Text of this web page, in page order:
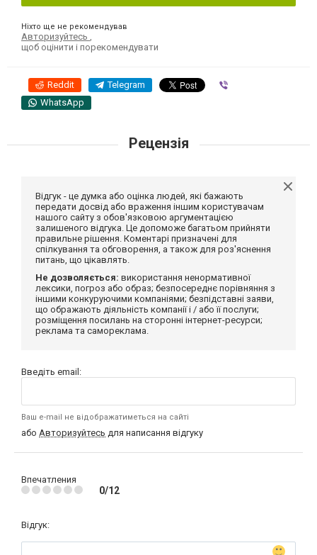
Ніхто ще не рекомендував
Авторизуйтесь ,
щоб оцінити і порекомендувати
Reddit Telegram
WhatsApp
Рецензія
Відгук - це думка або оцінка людей, які бажають
передати досвід або враження іншим користувачам
нашого сайту з обов'язковою аргументацією
залишеного відгука. Це допоможе багатьом прийняти
правильне рішення. Коментарі призначені для
спілкування та обговорення, а також для роз'яснення
питань, що цікавлять.
Не дозволяється: використання ненормативної
лексики, погроз або образ; безпосереднє порівняння з
іншими конкуруючими компаніями; безпідставні заяви,
що ображають діяльність компанії і / або її послуги;
розміщення посилань на сторонні інтернет-ресурси;
реклама та самореклама.
Введіть email:
Ваш e-mail не відображатиметься на сайті
або Авторизуйтесь для написання відгуку
Впечатления
0/12
Відгук: